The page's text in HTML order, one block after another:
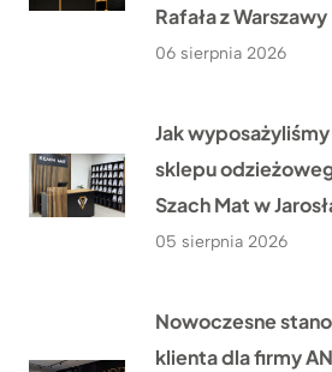
Rafała z Warszawy
06 sierpnia 2026
Jak
sklepu
Szach Mat w
05 sierpnia 2026
Nowoczesne
klienta dla firmy